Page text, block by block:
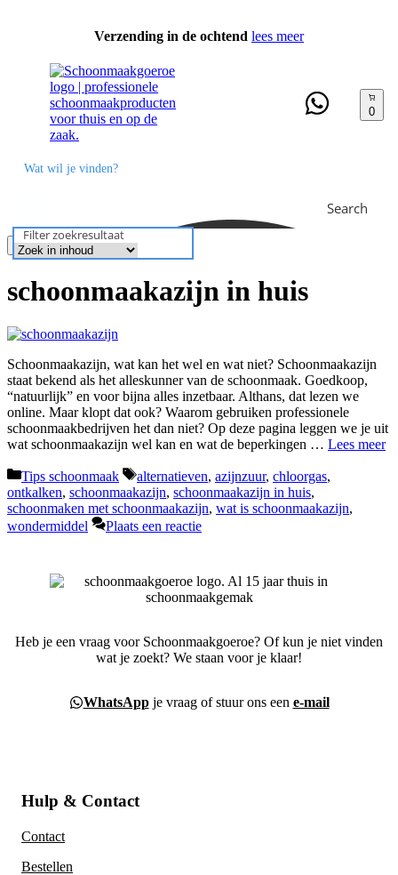
Verzending in de ochtend lees meer
Search
Filter zoekresultaat
0
Bekijk menu
schoonmaakazijn in huis
Schoonmaakazijn, wat kan het wel en wat niet? Schoonmaakazijn
staat bekend als het alleskunner van de schoonmaak. Goedkoop,
“natuurlijk” en voor bijna alles inzetbaar. Althans, dat lezen we
online. Maar klopt dat ook? Waarom gebruiken professionele
schoonmaakbedrijven het dan niet? Op deze pagina leggen we je uit
wat schoonmaakazijn wel kan en wat de beperkingen … Lees meer
Categorieën
Tips schoonmaak Tags
alternatieven, azijnzuur, chloorgas,
ontkalken, schoonmaakazijn, schoonmaakazijn in huis,
schoonmaken met schoonmaakazijn, wat is schoonmaakazijn,
wondermiddel
Plaats een reactie
Heb je een vraag voor Schoonmaakgoeroe? Of kun je niet vinden
wat je zoekt? We staan voor je klaar!
WhatsAppje vraag of stuur ons een e-mail
Hulp & Contact
Contact
Bestellen